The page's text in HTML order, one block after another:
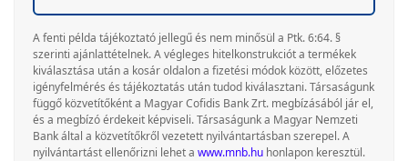
A fenti példa tájékoztató jellegű és nem minősül a Ptk. 6:64. §
szerinti ajánlattételnek. A végleges hitelkonstrukciót a termékek
kiválasztása után a kosár oldalon a fizetési módok között, előzetes
igényfelmérés és tájékoztatás után tudod kiválasztani. Társaságunk
függő közvetítőként a Magyar Cofidis Bank Zrt. megbízásából jár el,
és a megbízó érdekeit képviseli. Társaságunk a Magyar Nemzeti
Bank által a közvetítőkről vezetett nyilvántartásban szerepel. A
nyilvántartást ellenőrizni lehet a www.mnb.hu honlapon keresztül.